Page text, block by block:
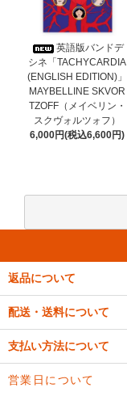
英語版バンドデ
シネ「TACHYCARDIA
(ENGLISH EDITION)」
MAYBELLINE SKVOR
TZOFF（メイベリン・
スクヴォルツォフ）
6,000円(税込6,600円)
返品について
配送・送料について
支払い方法について
営業日について